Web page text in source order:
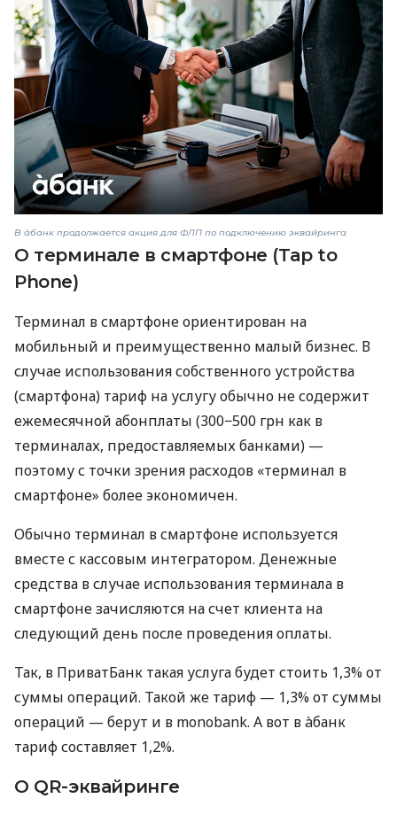
В àбанк продолжается акция для ФЛП по подключению эквайринга
О терминале в смартфоне (Tap to
Phone)
Терминал в смартфоне ориентирован на
мобильный и преимущественно малый бизнес. В
случае использования собственного устройства
(смартфона) тариф на услугу обычно не содержит
ежемесячной абонплаты (300−500 грн как в
терминалах, предоставляемых банками) —
поэтому с точки зрения расходов «терминал в
смартфоне» более экономичен.
Обычно терминал в смартфоне используется
вместе с кассовым интегратором. Денежные
средства в случае использования терминала в
смартфоне зачисляются на счет клиента на
следующий день после проведения оплаты.
Так, в ПриватБанк такая услуга будет стоить 1,3% от
суммы операций. Такой же тариф — 1,3% от суммы
операций — берут и в monobank. А вот в àбанк
тариф составляет 1,2%.
О QR-эквайринге